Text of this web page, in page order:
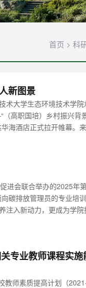
首页 > 科
新图景
术大学生态环境技术学院
高职国培）乡村振兴背
海酒店正式拉开帷幕。
进会联合举办的2025年
碳排放管理员的专业培
注入新动力，更成为学院
专业教师课程实施
师素质提高计划（2021-